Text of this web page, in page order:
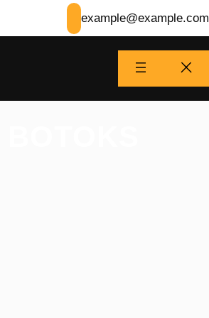
example@example.com